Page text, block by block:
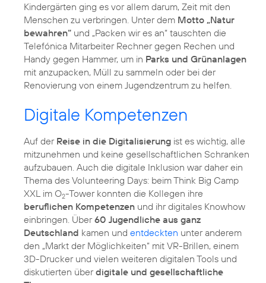
Kindergärten ging es vor allem darum, Zeit mit den
Menschen zu verbringen. Unter dem Motto „Natur
bewahren“ und „Packen wir es an“ tauschten die
Telefónica Mitarbeiter Rechner gegen Rechen und
Handy gegen Hammer, um in Parks und Grünanlagen
mit anzupacken, Müll zu sammeln oder bei der
Renovierung von einem Jugendzentrum zu helfen.
Digitale Kompetenzen
Auf der Reise in die Digitalisierung ist es wichtig, alle
mitzunehmen und keine gesellschaftlichen Schranken
aufzubauen. Auch die digitale Inklusion war daher ein
Thema des Volunteering Days: beimThink Big Camp
XXL im O2-Tower konnten die Kollegen ihre
beruflichen Kompetenzen und ihr digitales Knowhow
einbringen. Über60 Jugendliche aus ganz
Deutschland kamen und entdeckten unter anderem
den „Markt der Möglichkeiten“ mit VR-Brillen, einem
3D-Drucker und vielen weiteren digitalen Tools und
diskutierten überdigitale und gesellschaftliche